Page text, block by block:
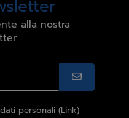
alla nostra
personali (Link)